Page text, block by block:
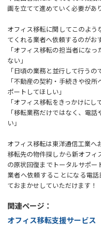
画を立てて進めていく必要があ
オフィス移転に関してこのよ
てくれる業者へ依頼するのがお
「オフィス移転の担当者にな
ない」
「日頃の業務と並行して行うの
「不動産の契約・手続きや役
ポートしてほしい」
「オフィス移転をきっかけにし
「移転業務だけではなく、電
い」
オフィス移転は東洋通信工業へ
移転先の物件探しから新オフィ
の原状回復までトータルサポ
業者へ依頼することになる電
ておまかせしていただけます！
関連ページ：
オフィス移転支援サービス